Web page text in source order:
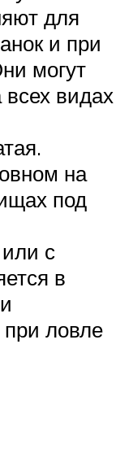
для
и при
могут
всех видах
на
под
с
в
ловле